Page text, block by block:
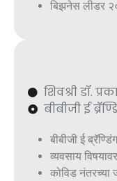
बिझनेस लीडर
शिवश्री डॉ.
बीबीजी ई
बीबीजी ई
व्यवसाय
कोविड नंतरच्या